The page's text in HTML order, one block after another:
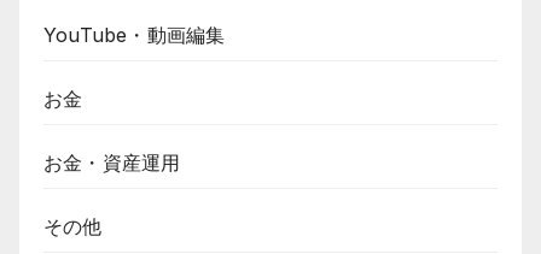
YouTube・動画編集
お金
お金・資産運用
その他